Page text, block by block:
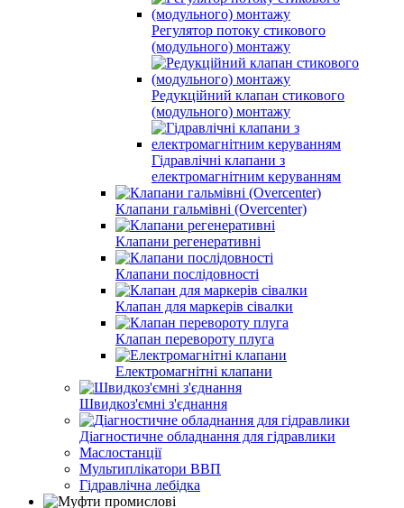
Регулятор потоку стикового
(модульного) монтажу
Редукційний клапан стикового
(модульного) монтажу
Гідравлічні клапани з
електромагнітним керуванням
Клапани гальмівні (Overcenter)
Клапани регенеративні
Клапани послідовності
Клапан для маркерів сівалки
Клапан перевороту плуга
Електромагнітні клапани
Швидкоз'ємні з'єднання
Діагностичне обладнання для гідравлики
Маслостанції
Мультиплікатори ВВП
Гідравлічна лебідка